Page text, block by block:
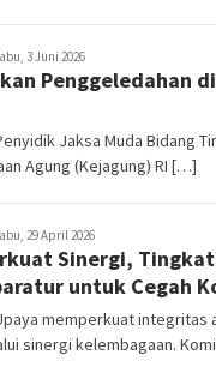
3 Juni 2026
Penggeledahan
Jaksa Muda Bidang
Agung (Kejagung) RI […]
29 April 2026
Sinergi,
untuk Cegah
memperkuat integritas
sinergi kelembagaan.